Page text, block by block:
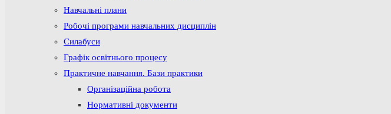
Навчальні плани
Робочі програми навчальних дисциплін
Силабуси
Графік освітнього процесу
Практичне навчання. Бази практики
Організаційна робота
Нормативні документи